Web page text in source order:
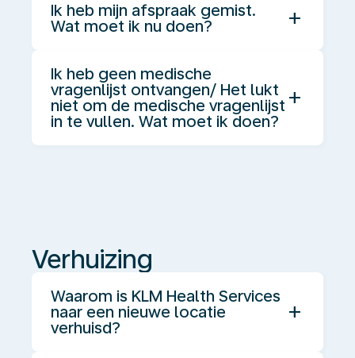
Ik heb mijn afspraak gemist.
Wat moet ik nu doen?
add
Ik heb geen medische
vragenlijst ontvangen/ Het lukt
niet om de medische vragenlijst
in te vullen. Wat moet ik doen?
add
Verhuizing
Verhuizing
Waarom is KLM Health Services
naar een nieuwe locatie
verhuisd?
add